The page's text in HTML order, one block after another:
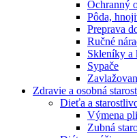
Ochranný
Pôda,
Preprava
Ručné
Skleníky a
Sypače
Zdravie a osobná
Dieťa a
Výmena
Zubná